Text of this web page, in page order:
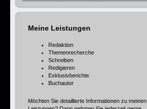
Meine Leistungen
Redaktion
Themenrecherche
Schreiben
Redigieren
Exklusivberichte
Buchautor
Möchten Sie detaillierte Informationen zu meinen